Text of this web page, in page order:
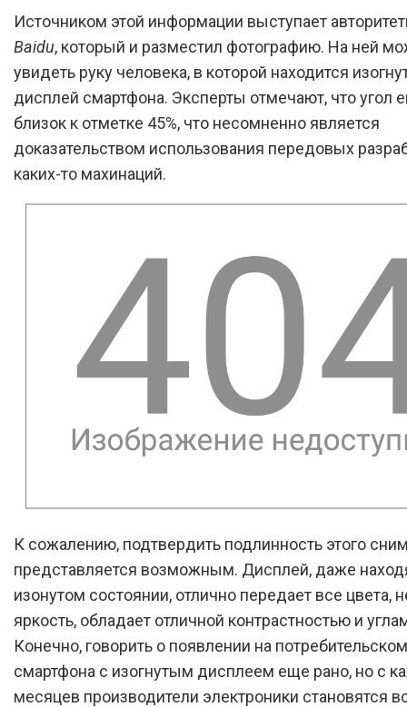
Источником этой информации выступает
Baidu, который и разместил фотографию. На ней
увидеть руку человека, в которой находится
дисплей смартфона. Эксперты отмечают, что угол
близок к отметке 45%, что несомненно является
доказательством использования передовых
каких-то махинаций.
К сожалению, подтвердить подлинность этого
представляется возможным. Дисплей, даже
изонутом состоянии, отлично передает все цвета,
яркость, обладает отличной контрастностью и
Конечно, говорить о появлении на
смартфона с изогнутым дисплеем еще рано, но с
месяцев производители электроники становятся